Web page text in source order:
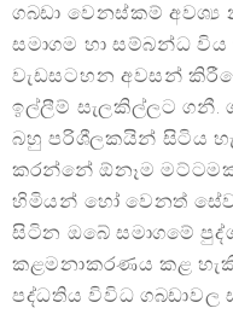
ගබඩා වෙනස්කම් අවශ්‍ය
සමාගම හා සම්බන්ධ
වැඩසටහන අවසන්
ඉල්ලීම් සැලකිල්ලට ගනී.
බහු පරිශීලකයින් සිටිය
කරන්නේ ඕනෑම
හිමියන් හෝ වෙනත්
සිටින ඔබේ සමාගමේ
කළමනාකරණය කළ හැකි
පද්ධතිය විවිධ ගබඩාවල